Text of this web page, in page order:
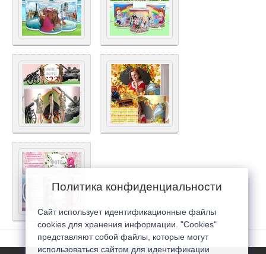
Политика конфиденциальности
Сайт использует идентификационные файлы
cookies для хранения информации. "Cookies"
представляют собой файлы, которые могут
использоваться сайтом для идентификации